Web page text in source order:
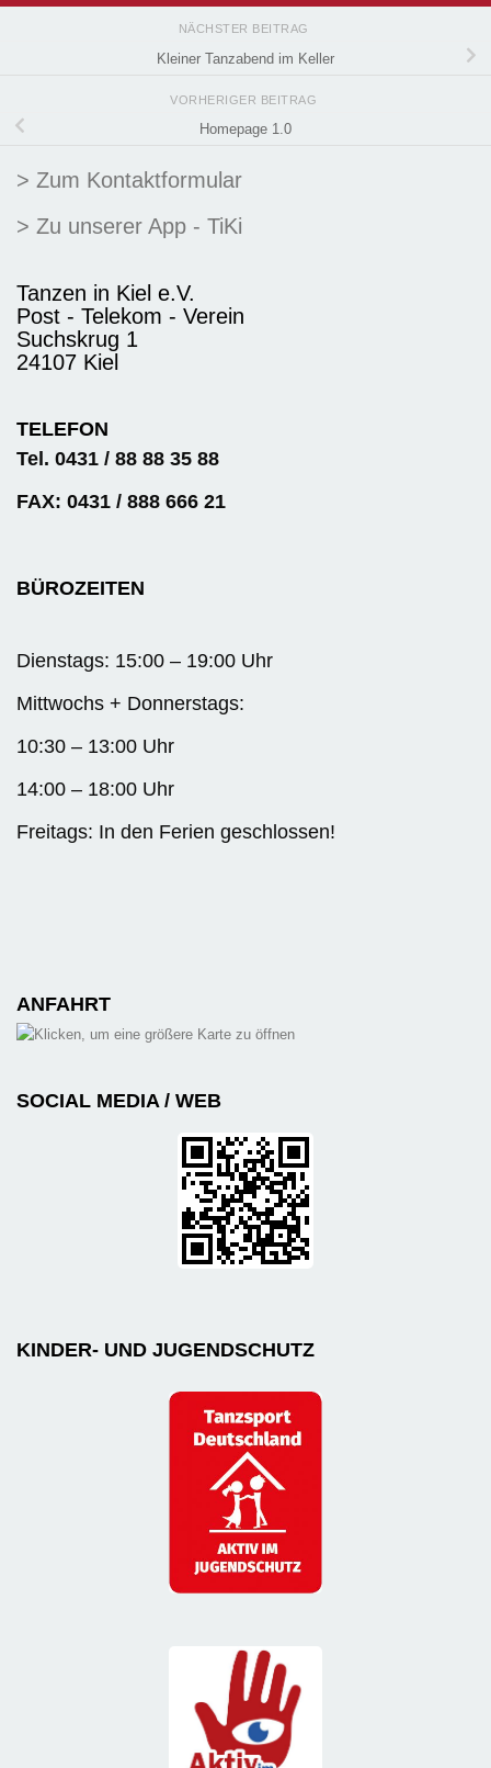
NÄCHSTER BEITRAG
Kleiner Tanzabend im Keller
VORHERIGER BEITRAG
Homepage 1.0
> Zum Kontaktformular
> Zu unserer App - TiKi
Tanzen in Kiel e.V.
Post - Telekom - Verein
Suchskrug 1
24107 Kiel
TELEFON
Tel. 0431 / 88 88 35 88
FAX: 0431 / 888 666 21
BÜROZEITEN
Dienstags: 15:00 – 19:00 Uhr
Mittwochs + Donnerstags:
10:30 – 13:00 Uhr
14:00 – 18:00 Uhr
Freitags: In den Ferien geschlossen!
ANFAHRT
SOCIAL MEDIA / WEB
KINDER- UND JUGENDSCHUTZ